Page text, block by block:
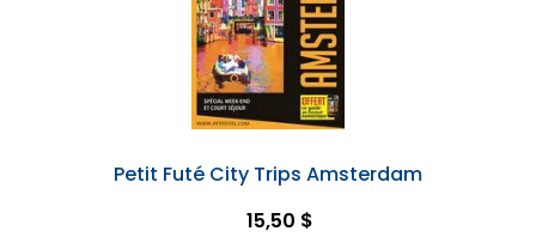
Petit Futé City Trips Amsterdam
15,50 $